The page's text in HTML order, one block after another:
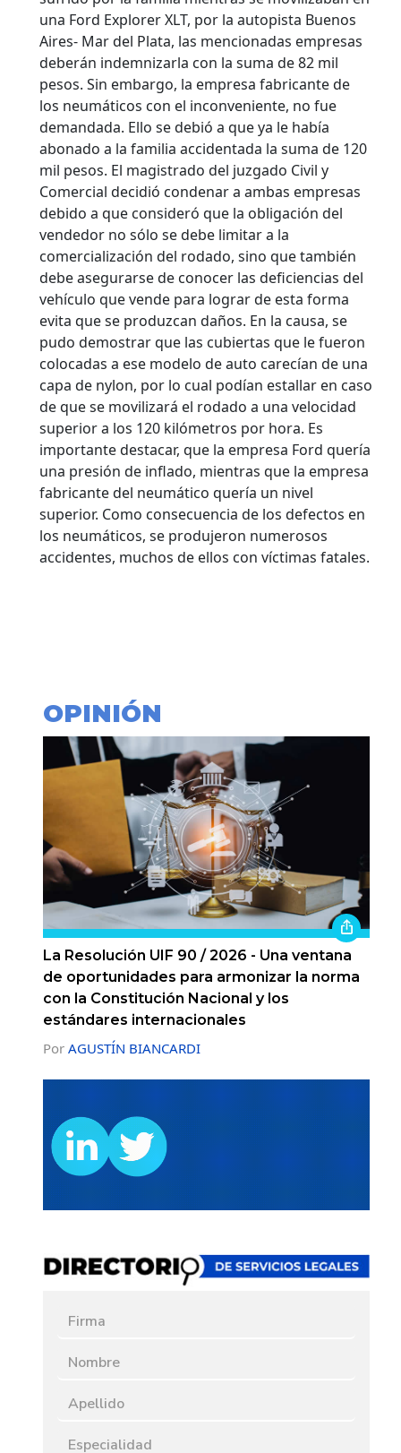
una Ford Explorer XLT, por la autopista Buenos
Aires- Mar del Plata, las mencionadas empresas
deberán indemnizarla con la suma de 82 mil
pesos. Sin embargo, la empresa fabricante de
los neumáticos con el inconveniente, no fue
demandada. Ello se debió a que ya le había
abonado a la familia accidentada la suma de 120
mil pesos. El magistrado del juzgado Civil y
Comercial decidió condenar a ambas empresas
debido a que consideró que la obligación del
vendedor no sólo se debe limitar a la
comercialización del rodado, sino que también
debe asegurarse de conocer las deficiencias del
vehículo que vende para lograr de esta forma
evita que se produzcan daños. En la causa, se
pudo demostrar que las cubiertas que le fueron
colocadas a ese modelo de auto carecían de una
capa de nylon, por lo cual podían estallar en caso
de que se movilizará el rodado a una velocidad
superior a los 120 kilómetros por hora. Es
importante destacar, que la empresa Ford quería
una presión de inflado, mientras que la empresa
fabricante del neumático quería un nivel
superior. Como consecuencia de los defectos en
los neumáticos, se produjeron numerosos
accidentes, muchos de ellos con víctimas fatales.
OPINIÓN
La Resolución UIF 90 / 2026 - Una ventana
de oportunidades para armonizar la norma
con la Constitución Nacional y los
estándares internacionales
Por AGUSTÍN BIANCARDI